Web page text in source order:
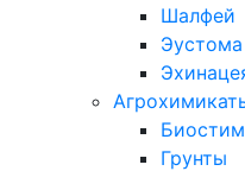
Шалфей
Эустома
Грунты